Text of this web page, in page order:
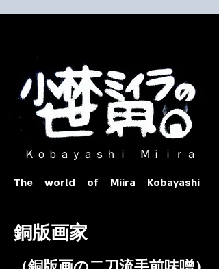
ｏｂａｙａｓｈｉ Ⅿｉｉｒａ​
The world of Miira Kobayashi
​銅版画家